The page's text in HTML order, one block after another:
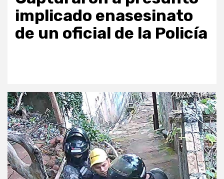
implicado enasesinato
de un oficial de la Policía